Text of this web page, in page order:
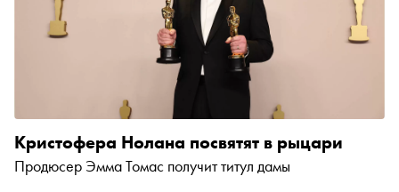
Кристофера Нолана посвятят в рыцари
Продюсер Эмма Томас получит титул дамы